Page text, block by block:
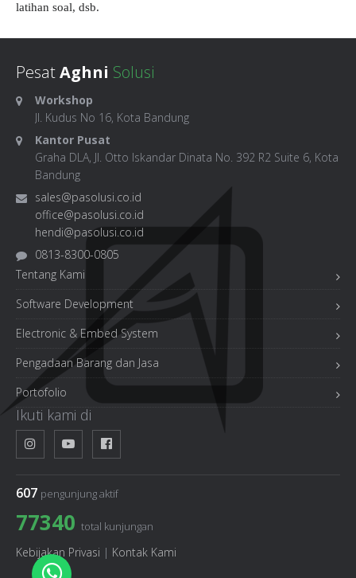
latihan soal, dsb.
PesatAghni Solusi
Workshop
Jl. Kudus No 16, Kota Bandung
Kantor Pusat
Graha DLA, Jl. Otto Iskandar Dinata No. 392 R2 Suite 6, Kota
Bandung
sales@pasolusi.co.id
office@pasolusi.co.id
hendi@pasolusi.co.id
0813-8300-0805
Tentang Kami
Software Development
Electronic & Embed System
Pengadaan Barang dan Jasa
Portofolio
Ikuti kami di
607 pengunjung aktif
77340 total kunjungan
Kebijakan Privasi | Kontak Kami